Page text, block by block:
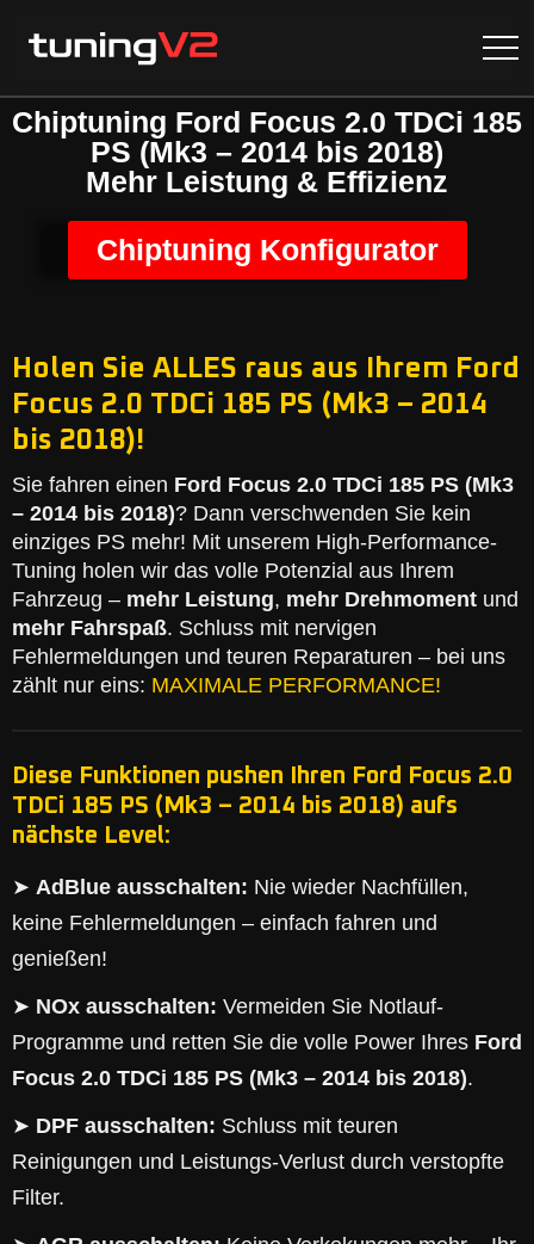
Chiptuning Ford Focus 2.0 TDCi 185
PS (Mk3 – 2014 bis 2018)
Mehr Leistung & Effizienz
Chiptuning Konfigurator
Holen Sie ALLES raus aus Ihrem Ford
Focus 2.0 TDCi 185 PS (Mk3 – 2014
bis 2018)!
Sie fahren einen Ford Focus 2.0 TDCi 185 PS (Mk3
– 2014 bis 2018)? Dann verschwenden Sie kein
einziges PS mehr! Mit unserem High-Performance-
Tuning holen wir das volle Potenzial aus Ihrem
Fahrzeug – mehr Leistung, mehr Drehmoment und
mehr Fahrspaß. Schluss mit nervigen
Fehlermeldungen und teuren Reparaturen – bei uns
zählt nur eins: MAXIMALE PERFORMANCE!
Diese Funktionen pushen Ihren Ford Focus 2.0
TDCi 185 PS (Mk3 – 2014 bis 2018) aufs
nächste Level:
➤ AdBlue ausschalten: Nie wieder Nachfüllen,
keine Fehlermeldungen – einfach fahren und
genießen!
➤ NOx ausschalten: Vermeiden Sie Notlauf-
Programme und retten Sie die volle Power Ihres Ford
Focus 2.0 TDCi 185 PS (Mk3 – 2014 bis 2018).
➤ DPF ausschalten: Schluss mit teuren
Reinigungen und Leistungs-Verlust durch verstopfte
Filter.